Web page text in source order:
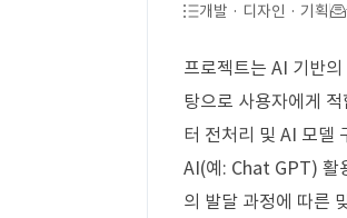
개발 · 디자인 · 기획
프로젝트는 AI 기반
탕으로 사용자에게
터 전처리 및 AI 모델
AI(예: Chat GPT) 활
의 발달 과정에 따른